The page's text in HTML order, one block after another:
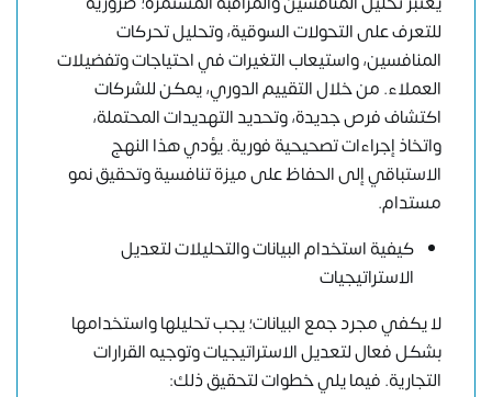
للتعرف على التحولات السوقية، وتحليل تحركات
المنافسين، واستيعاب التغيرات في احتياجات وتفضيلات
العملاء. من خلال التقييم الدوري، يمكن للشركات
اكتشاف فرص جديدة، وتحديد التهديدات المحتملة،
واتخاذ إجراءات تصحيحية فورية. يؤدي هذا النهج
الاستباقي إلى الحفاظ على ميزة تنافسية وتحقيق نمو
مستدام.
كيفية استخدام البيانات والتحليلات لتعديل
الاستراتيجيات
لا يكفي مجرد جمع البيانات؛ يجب تحليلها واستخدامها
بشكل فعال لتعديل الاستراتيجيات وتوجيه القرارات
التجارية. فيما يلي خطوات لتحقيق ذلك: